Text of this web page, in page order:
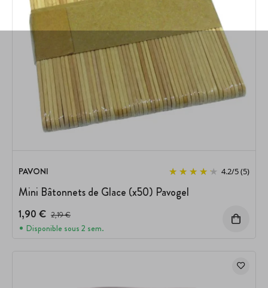
PAVONI 4.2/5(5)
Mini Bâtonnets de Glace (x50) Pavogel
1,90 € Prix avant réduction :
2,19 €
Disponible sous 2 sem.